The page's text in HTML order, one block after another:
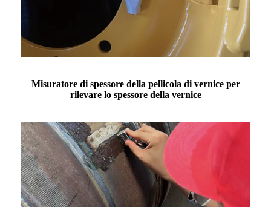
Misuratore di spessore della pellicola di vernice per
rilevare lo spessore della vernice